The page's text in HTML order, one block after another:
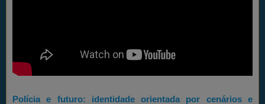
Polícia e futuro: identidade orientada por cenários e